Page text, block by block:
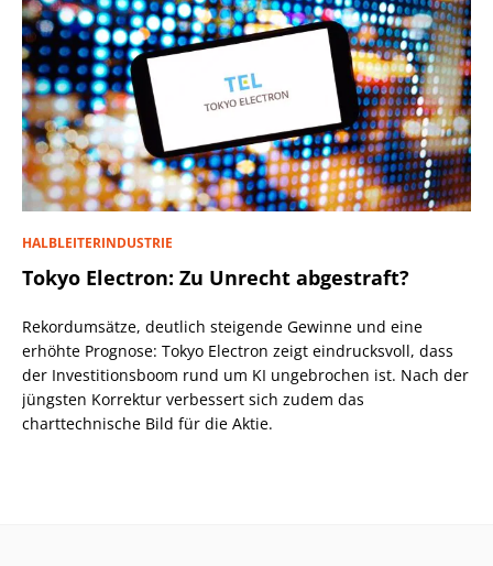
HALBLEITERINDUSTRIE
Tokyo Electron: Zu Unrecht abgestraft?
Rekordumsätze, deutlich steigende Gewinne und eine
erhöhte Prognose: Tokyo Electron zeigt eindrucksvoll, dass
der Investitionsboom rund um KI ungebrochen ist. Nach der
jüngsten Korrektur verbessert sich zudem das
charttechnische Bild für die Aktie.